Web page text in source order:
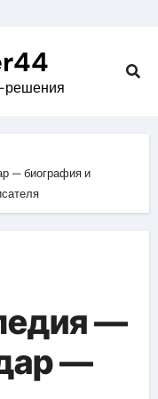
решения
— биография и
—
—